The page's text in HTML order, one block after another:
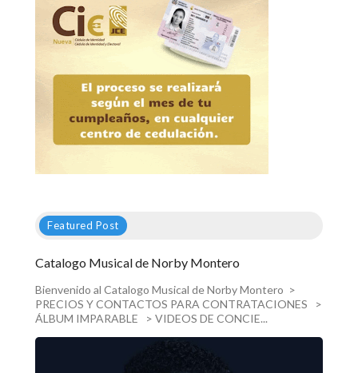
Featured Post
Catalogo Musical de Norby Montero
Bienvenido al Catalogo Musical de Norby Montero >
PRECIOS Y CONTACTOS PARA CONTRATACIONES >
ÁLBUM IMPARABLE > VIDEOS DE CONCIE...